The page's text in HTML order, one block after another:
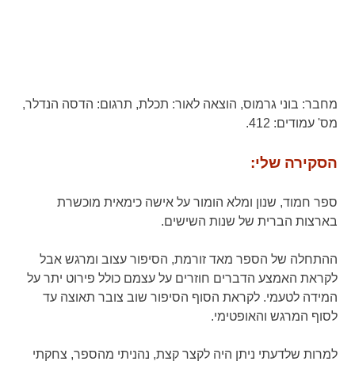
מחבר: בוני גרמוס, הוצאה לאור: תכלת, תרגום: הדסה הנדלר,
מס' עמודים:
הסקירה שלי:
ספר חמוד, שנון ומלא הומור על אישה כימאית מוכשרת
בארצות הברית של שנות השישים.
ההתחלה של הספר מאד זורמת, הסיפור עצוב ומרגש אבל
לקראת האמצע הדברים חוזרים על עצמם כולל פירוט יתר על
המידה לטעמי. לקראת הסוף הסיפור שוב צובר תאוצה עד
לסוף המרגש והאופטימי.
למרות שלדעתי ניתן היה לקצר קצת, נהניתי מהספר, צחקתי